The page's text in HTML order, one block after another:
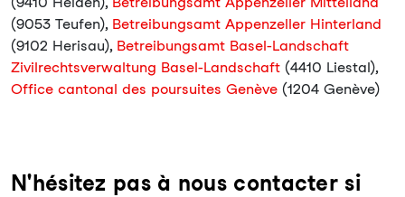
(9053 Teufen), Betreibungsamt Appenzeller Hinterland
(9102 Herisau), Betreibungsamt Basel-Landschaft
Zivilrechtsverwaltung Basel-Landschaft (4410 Liestal),
Office cantonal des poursuites Genève (1204 Genève)
N'hésitez pas à nous contacter si